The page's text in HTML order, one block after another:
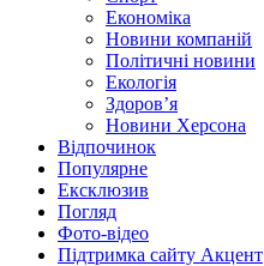
Економіка
Новини компаній
Політичні новини
Екологія
Здоров’я
Новини Херсона
Відпочинок
Популярне
Ексклюзив
Погляд
Фото-відео
Підтримка сайту Акцент